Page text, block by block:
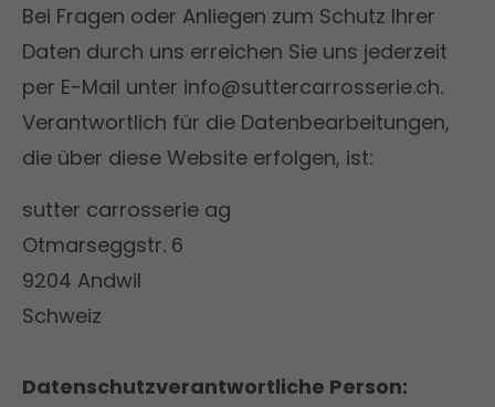
Bei Fragen oder Anliegen zum Schutz Ihrer
Daten durch uns erreichen Sie uns jederzeit
per E-Mail unter info@suttercarrosserie.ch.
Verantwortlich für die Datenbearbeitungen,
die über diese Website erfolgen, ist:
sutter carrosserie ag
Otmarseggstr. 6
9204 Andwil
Schweiz
Datenschutzverantwortliche Person: